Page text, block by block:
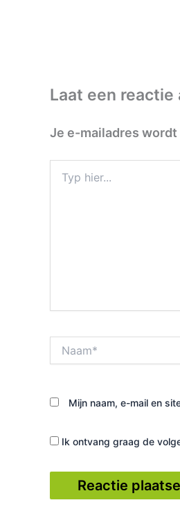
Laat een reactie
Je e-mailadres
hier...
Mijn naam, e-mail en
Ik ontvang graag de